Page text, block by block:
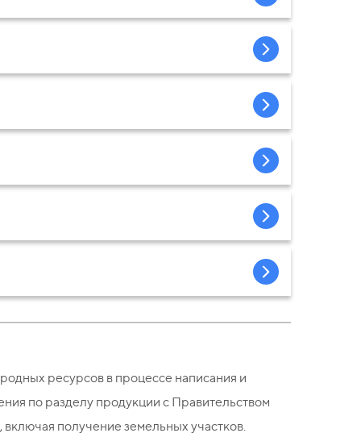
ресурсов в процессе написания и
по разделу продукции с Правительством
получение земельных участков.